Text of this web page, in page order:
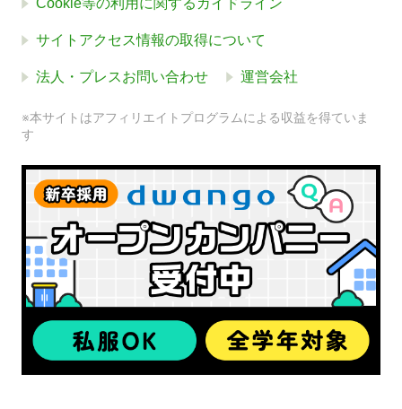
Cookie等の利用に関するガイドライン
サイトアクセス情報の取得について
法人・プレスお問い合わせ 運営会社
※本サイトはアフィリエイトプログラムによる収益を得ていま
す